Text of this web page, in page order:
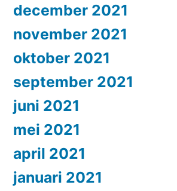
december 2021
november 2021
oktober 2021
september 2021
juni 2021
mei 2021
april 2021
januari 2021